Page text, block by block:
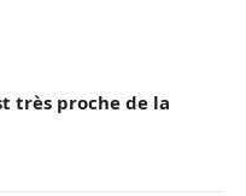
très proche de la